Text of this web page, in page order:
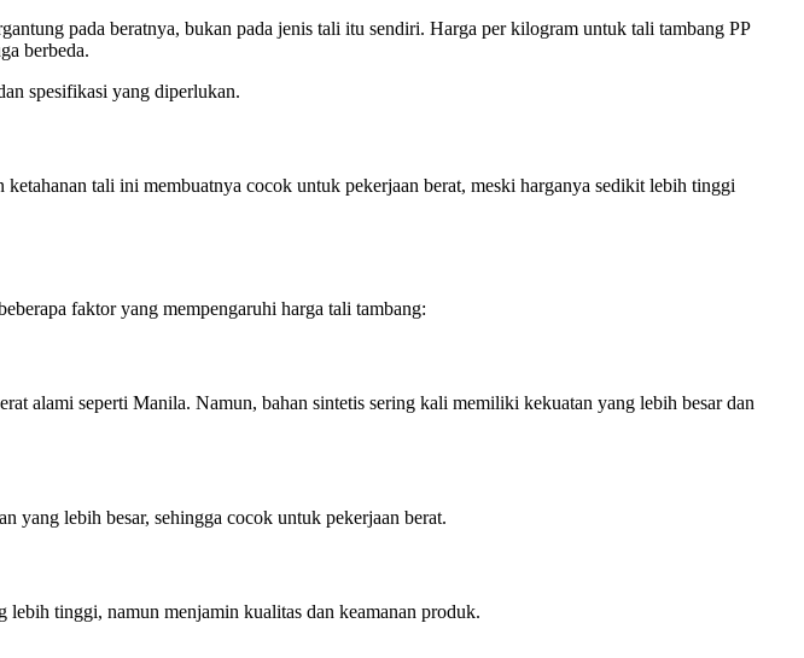
pada beratnya, bukan pada jenis tali itu sendiri. Harga per kilogram untuk tali tambang PP
berbeda.
spesifikasi yang diperlukan.
tali ini membuatnya cocok untuk pekerjaan berat, meski harganya sedikit lebih tinggi
faktor yang mempengaruhi harga tali tambang:
alami seperti Manila. Namun, bahan sintetis sering kali memiliki kekuatan yang lebih besar dan
yang lebih besar, sehingga cocok untuk pekerjaan berat.
lebih tinggi, namun menjamin kualitas dan keamanan produk.